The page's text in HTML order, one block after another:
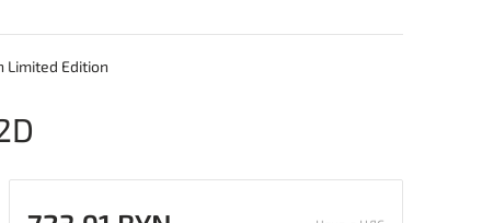
Limited Edition